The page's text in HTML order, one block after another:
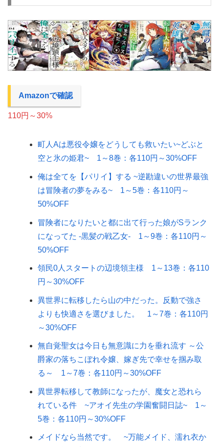
Amazonで確認
110円～30%
町人Aは悪役令嬢をどうしても救いたい~どぶと
空と氷の姫君~ 1～8巻：各110円～30%OFF
俺は全てを【パリイ】する ~逆勘違いの世界最強
は冒険者の夢をみる~ 1～5巻：各110円～
50%OFF
冒険者になりたいと都に出て行った娘がSランク
になってた -黒髪の戦乙女- 1～9巻：各110円～
50%OFF
領民0人スタートの辺境領主様 1～13巻：各110
円～30%OFF
異世界に転移したら山の中だった。反動で強さ
よりも快適さを選びました。 1～7巻：各110円
～30%OFF
無自覚聖女は今日も無意識に力を垂れ流す ～公
爵家の落ちこぼれ令嬢、嫁ぎ先で幸せを掴み取
る～ 1～7巻：各110円～30%OFF
異世界転移して教師になったが、魔女と恐れら
れている件 ~アオイ先生の学園奮闘日誌~ 1～
5巻：各110円～30%OFF
メイドなら当然です。 ~万能メイド、濡れ衣か